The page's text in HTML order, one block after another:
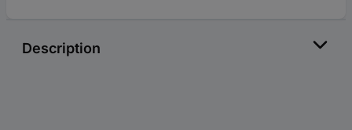
Description